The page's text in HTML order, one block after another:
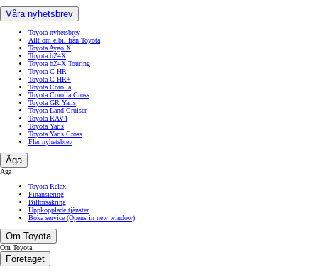
Våra nyhetsbrev
Toyota nyhetsbrev
Allt om elbil från Toyota
Toyota Aygo X
Toyota bZ4X
Toyota bZ4X Touring
Toyota C-HR
Toyota C-HR+
Toyota Corolla
Toyota Corolla Cross
Toyota GR Yaris
Toyota Land Cruiser
Toyota RAV4
Toyota Yaris
Toyota Yaris Cross
Fler nyhetsbrev
Äga
Äga
Toyota Relax
Finansiering
Bilförsäkring
Uppkopplade tjänster
Boka service (Opens in new window)
Om Toyota
Om Toyota
Företaget